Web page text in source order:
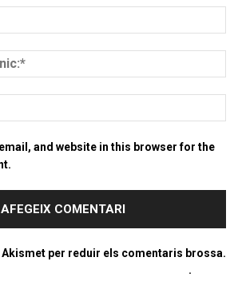
and website in this browser for the
per reduir els comentaris brossa.
.